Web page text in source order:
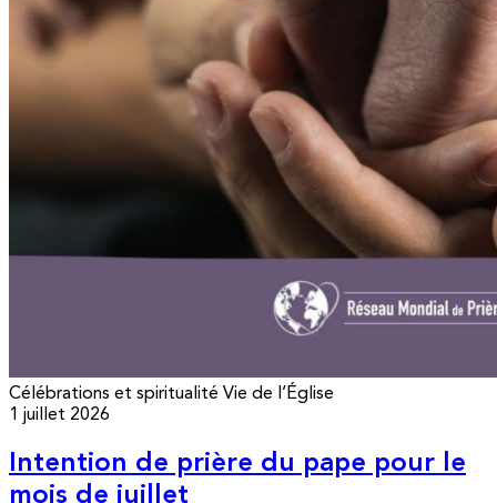
Célébrations et spiritualité Vie de l’Église
1 juillet 2026
Intention de prière du pape pour le
mois de juillet